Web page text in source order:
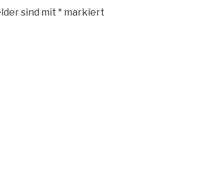
sind mit * markiert